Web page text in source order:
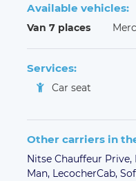
Available vehicles:
Van 7 places
Services:
Car seat
Other carriers in
Nitse Chauffeur Prive,
Man, LecocherCab,